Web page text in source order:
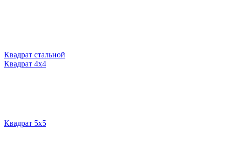
Квадрат стальной
Квадрат 4х4
Квадрат 5х5